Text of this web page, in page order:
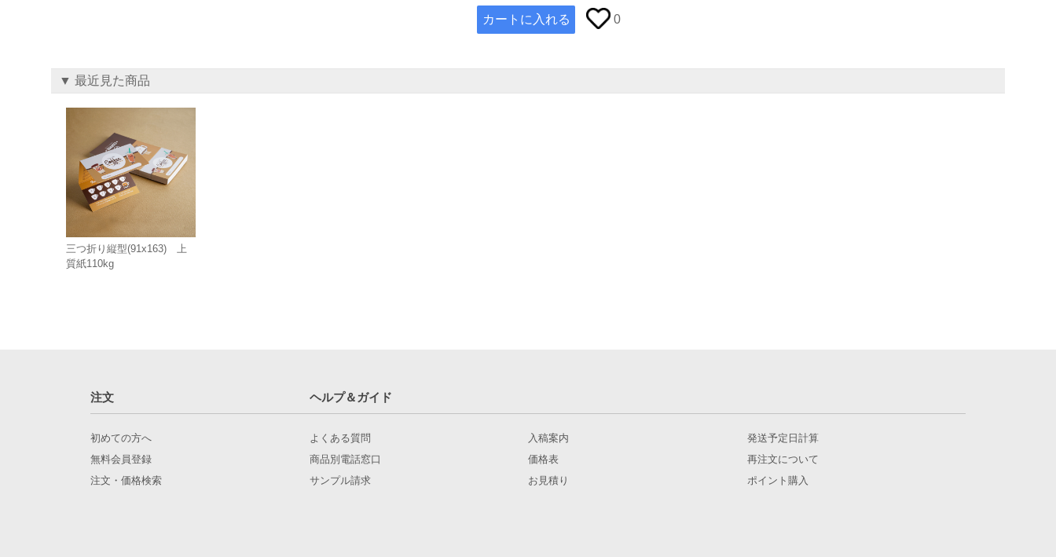
カートに入れる 0
▼ 最近見た商品
三つ折り縦型(91x163) 上
質紙110kg
注文 ヘルプ＆ガイド
初めての方へ
無料会員登録
注文・価格検索
よくある質問
商品別電話窓口
サンプル請求
入稿案内
価格表
お見積り
発送予定日計算
再注文について
ポイント購入